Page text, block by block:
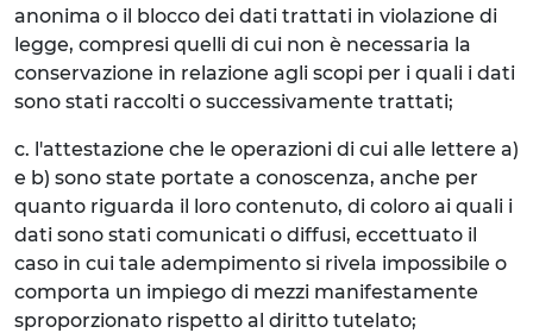
anonima o il blocco dei dati trattati in violazione di
legge, compresi quelli di cui non è necessaria la
conservazione in relazione agli scopi per i quali i dati
sono stati raccolti o successivamente trattati;
c. l'attestazione che le operazioni di cui alle lettere a)
e b) sono state portate a conoscenza, anche per
quanto riguarda il loro contenuto, di coloro ai quali i
dati sono stati comunicati o diffusi, eccettuato il
caso in cui tale adempimento si rivela impossibile o
comporta un impiego di mezzi manifestamente
sproporzionato rispetto al diritto tutelato;